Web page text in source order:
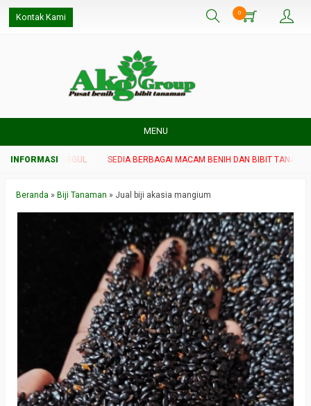
Kontak Kami 0
MENU
UNGGUL SEDIA BERBAGAI MACAM BENIH DAN BIBIT TANAMAN
Beranda » Biji Tanaman » Jual biji akasia mangium